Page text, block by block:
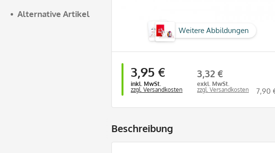
Alternative Artikel
Weitere Abbildungen
3,95 €
inkl. MwSt.
zzgl. Versandkosten
3,32 €
exkl. MwSt.
zzgl. Versandkosten
7,90
Beschreibung